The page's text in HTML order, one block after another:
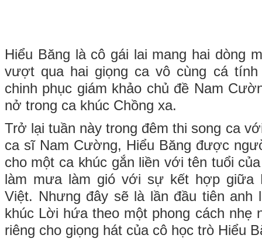
Hiểu Băng là cô gái lai mang hai dòng
vượt qua hai giọng ca vô cùng cá
chinh phục giám khảo chủ đề Nam
nở trong ca khúc Chồng xa.
Trở lại tuần này trong đêm thi song ca
ca sĩ Nam Cường, Hiểu Băng được
cho một ca khúc gắn liền với tên tuổi
làm mưa làm gió với sự kết hợp giữa
Việt. Nhưng đây sẽ là lần đầu tiên anh
khúc Lời hứa theo một phong cách nhẹ
riêng cho giọng hát của cô học trò Hiểu